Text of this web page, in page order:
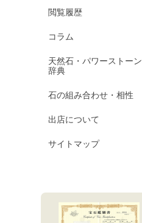
閲覧履歴
コラム
天然石・パワーストーン
辞典
石の組み合わせ・相性
出店について
サイトマップ